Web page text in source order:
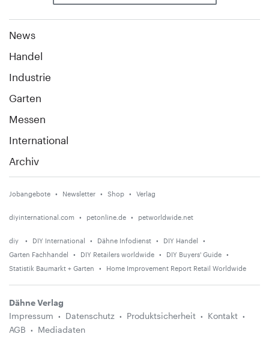
News
Handel
Industrie
Garten
Messen
International
Archiv
Jobangebote Newsletter Shop Verlag
diyinternational.com petonline.de petworldwide.net
diy DIY International Dähne Infodienst
DIY Handel
Garten Fachhandel
DIY Retailers worldwide
DIY Buyers' Guide
Statistik Baumarkt + Garten
Home Improvement Report Retail Worldwide
Dähne Verlag
Impressum
Datenschutz Produktsicherheit
Kontakt
AGB
Mediadaten